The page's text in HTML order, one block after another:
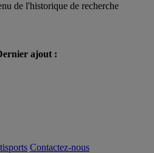
de l'historique de recherche
ajout :
Contactez-nous